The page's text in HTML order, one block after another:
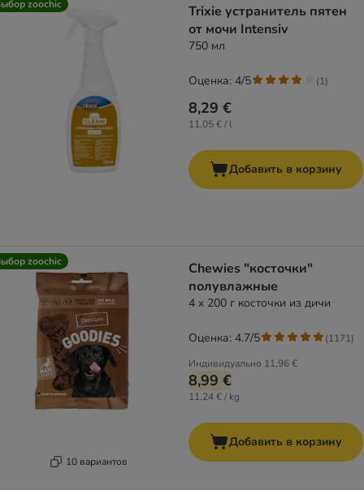
zoochic
Trixie устранитель пятен
от мочи Intensiv
750 мл
8,29 €
11,05 € / l
Оценка: 4/5 (1)
Добавить в корзину
zoochic
10 вариантов
Chewies "косточки"
полувлажные
4 x 200 г косточки из дичи
Индивидуально 11,96 €
8,99 €
11,24 € / kg
Оценка: 4.7/5 (1171)
Добавить в корзину